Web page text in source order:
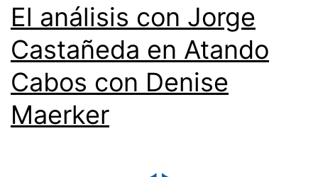
El análisis con Jorge
Castañeda en Atando
Cabos con Denise
Maerker